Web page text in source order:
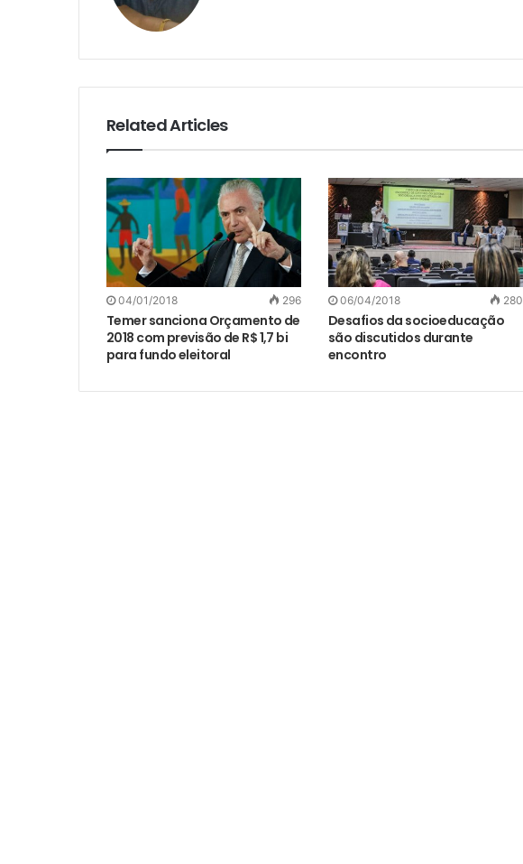
Related Articles
04/01/2018 296
Temer sanciona Orçamento de
2018 com previsão de R$ 1,7 bi
para fundo eleitoral
06/04/2018 280
Desafios da socioeducação
são discutidos durante
encontro